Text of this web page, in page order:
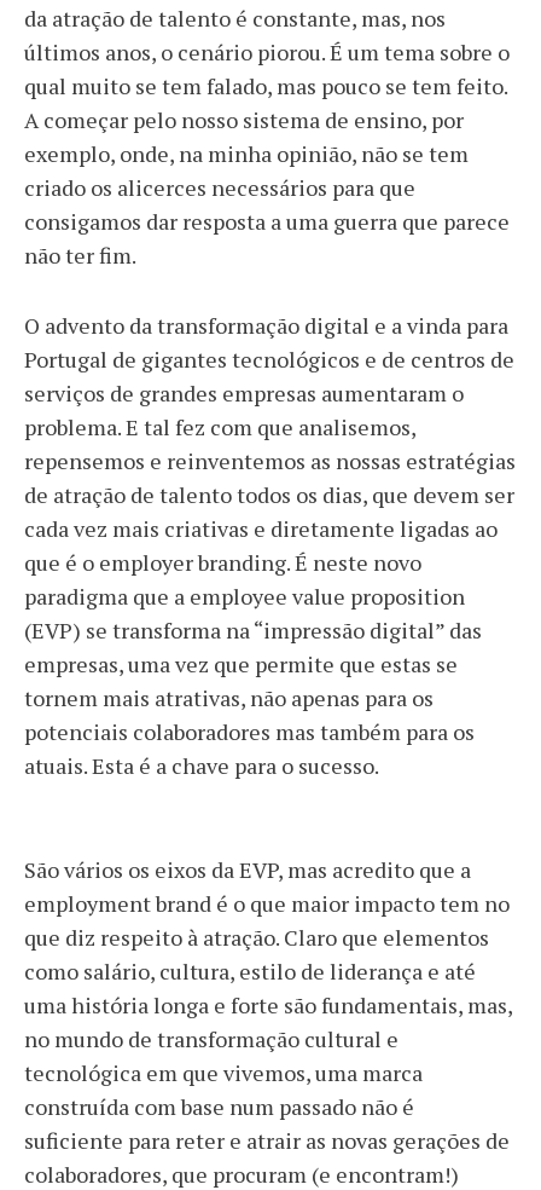
da atração de talento é constante, mas, nos
últimos anos, o cenário piorou. É um tema sobre o
qual muito se tem falado, mas pouco se tem feito.
A começar pelo nosso sistema de ensino, por
exemplo, onde, na minha opinião, não se tem
criado os alicerces necessários para que
consigamos dar resposta a uma guerra que parece
não ter fim.
O advento da transformação digital e a vinda para
Portugal de gigantes tecnológicos e de centros de
serviços de grandes empresas aumentaram o
problema. E tal fez com que analisemos,
repensemos e reinventemos as nossas estratégias
de atração de talento todos os dias, que devem ser
cada vez mais criativas e diretamente ligadas ao
que é o employer branding. É neste novo
paradigma que a employee value proposition
(EVP) se transforma na “impressão digital” das
empresas, uma vez que permite que estas se
tornem mais atrativas, não apenas para os
potenciais colaboradores mas também para os
atuais. Esta é a chave para o sucesso.
São vários os eixos da EVP, mas acredito que a
employment brand é o que maior impacto tem no
que diz respeito à atração. Claro que elementos
como salário, cultura, estilo de liderança e até
uma história longa e forte são fundamentais, mas,
no mundo de transformação cultural e
tecnológica em que vivemos, uma marca
construída com base num passado não é
suficiente para reter e atrair as novas gerações de
colaboradores, que procuram (e encontram!)